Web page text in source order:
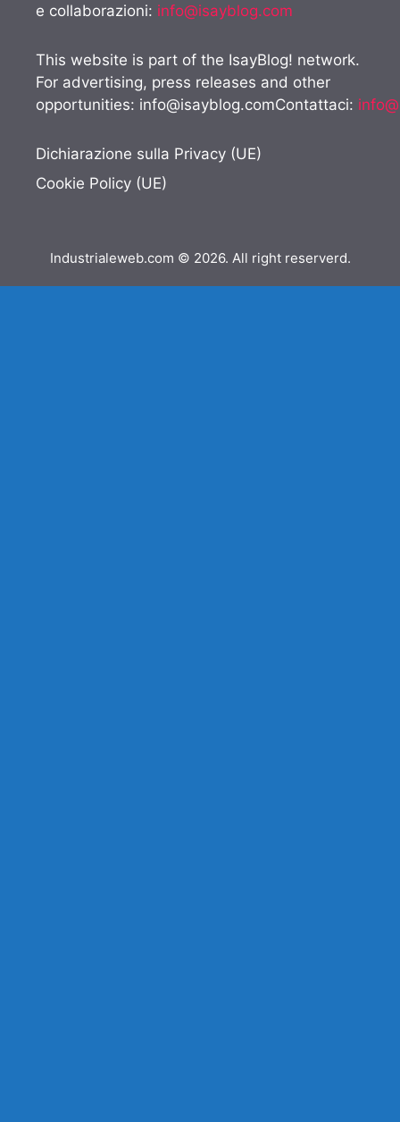
e collaborazioni: info@isayblog.com
This website is part of the IsayBlog! network.
For advertising, press releases and other
opportunities: info@isayblog.comContattaci:
Dichiarazione sulla Privacy (UE)
Cookie Policy (UE)
Industrialeweb.com © 2026. All right reserverd.